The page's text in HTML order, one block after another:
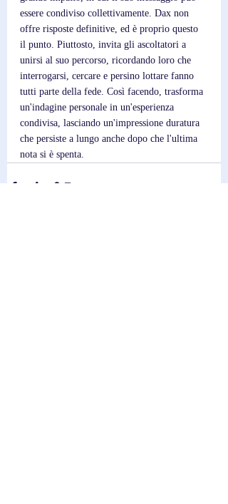
essere condiviso collettivamente. Dax non
offre risposte definitive, ed è proprio questo
il punto. Piuttosto, invita gli ascoltatori a
unirsi al suo percorso, ricordando loro che
interrogarsi, cercare e persino lottare fanno
tutti parte della fede. Così facendo, trasforma
un'indagine personale in un'esperienza
condivisa, lasciando un'impressione duratura
che persiste a lungo anche dopo che l'ultima
nota si è spenta.